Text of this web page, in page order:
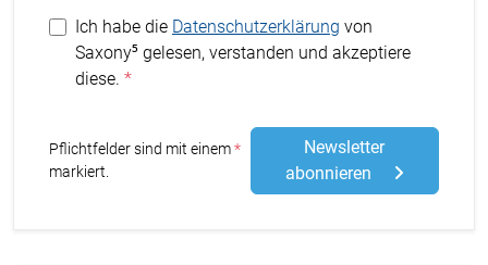
Ich habe die Datenschutzerklärung von
Saxony⁵ gelesen, verstanden und akzeptiere
diese.
Pflichtfelder sind mit einem Stern
markiert.
Newsletter
abonnieren